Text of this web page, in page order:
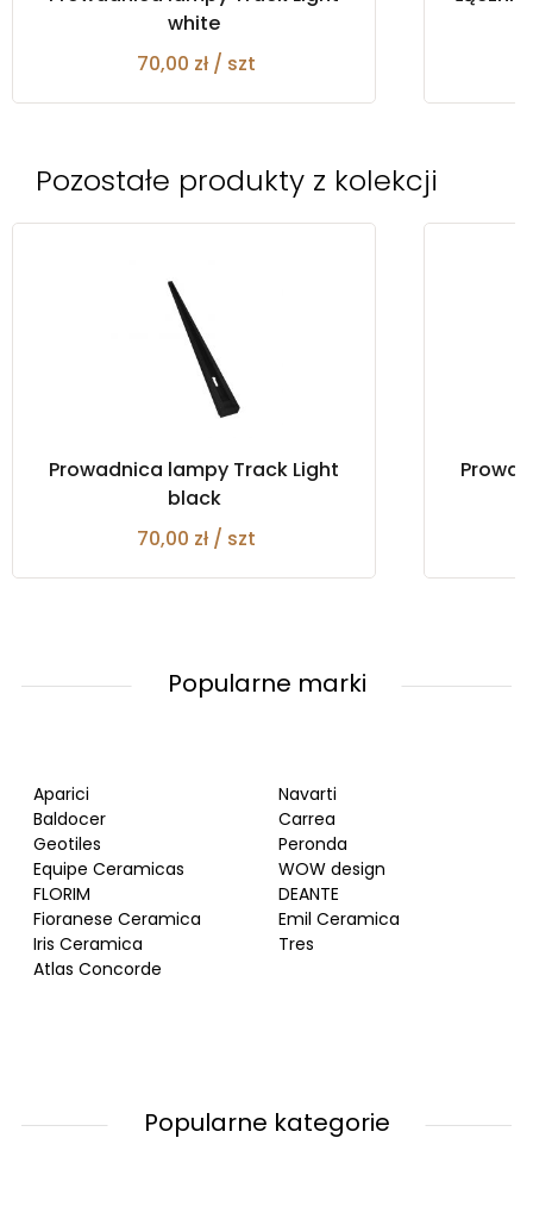
white
70,00 zł / szt
Pozostałe produkty z kolekcji
Prowadnica lampy Track Light
black
70,00 zł / szt
Popularne marki
Aparici
Navarti
Baldocer
Carrea
Geotiles
Peronda
Equipe Ceramicas
WOW design
FLORIM
DEANTE
Fioranese Ceramica
Emil Ceramica
Iris Ceramica
Tres
Atlas Concorde
Popularne kategorie